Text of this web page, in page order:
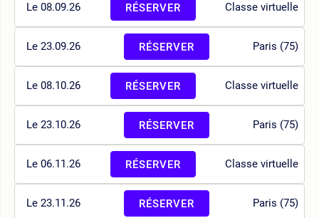
Le 08.09.26 Classe virtuelle
RÉSERVER
Le 23.09.26 Paris (75)
RÉSERVER
Le 08.10.26 Classe virtuelle
RÉSERVER
Le 23.10.26 Paris (75)
RÉSERVER
Le 06.11.26 Classe virtuelle
RÉSERVER
Le 23.11.26 Paris (75)
RÉSERVER